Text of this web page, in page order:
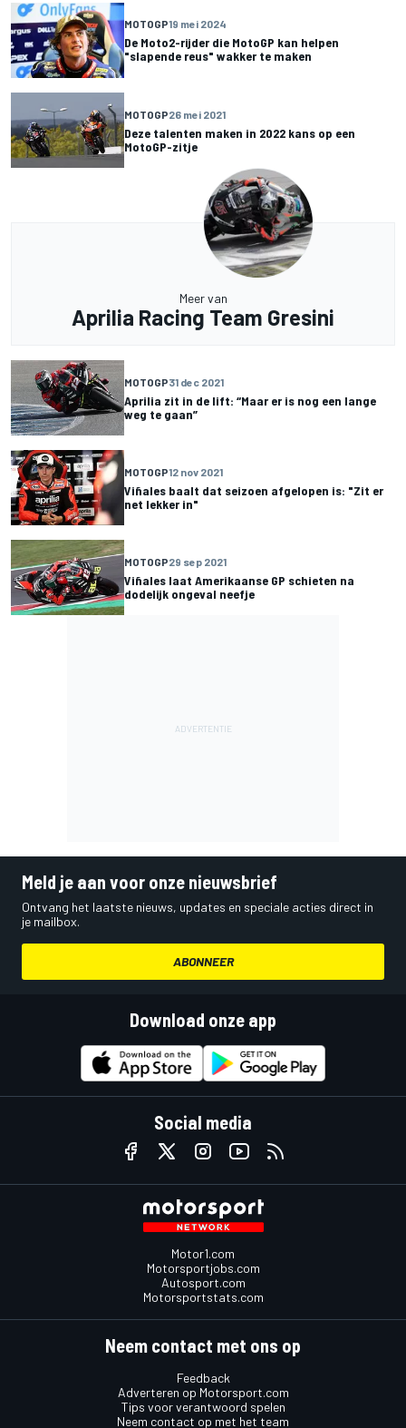
MOTOGP19 mei 2024
De Moto2-rijder die MotoGP kan helpen
"slapende reus" wakker te maken
MOTOGP26 mei 2021
Deze talenten maken in 2022 kans op een
MotoGP-zitje
Meer van
Aprilia Racing Team Gresini
MOTOGP31 dec 2021
Aprilia zit in de lift: “Maar er is nog een lange
weg te gaan”
MOTOGP12 nov 2021
Viñales baalt dat seizoen afgelopen is: "Zit er
net lekker in"
MOTOGP29 sep 2021
Viñales laat Amerikaanse GP schieten na
dodelijk ongeval neefje
Meld je aan voor onze nieuwsbrief
Ontvang het laatste nieuws, updates en speciale acties direct in
je mailbox.
ABONNEER
Download onze app
Social media
Motor1.com
Motorsportjobs.com
Autosport.com
Motorsportstats.com
Neem contact met ons op
Feedback
Adverteren op Motorsport.com
Tips voor verantwoord spelen
Neem contact op met het team